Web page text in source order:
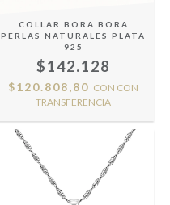
COLLAR BORA BORA
PERLAS NATURALES PLATA
925
$142.128
$120.808,80 CON CON
TRANSFERENCIA